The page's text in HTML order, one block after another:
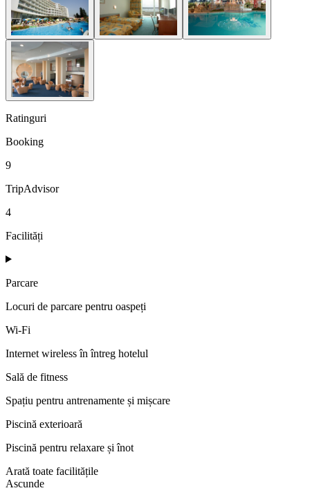
Ratinguri
Booking
9
TripAdvisor
4
Facilități
Parcare
Locuri de parcare pentru oaspeți
Wi-Fi
Internet wireless în întreg hotelul
Sală de fitness
Spațiu pentru antrenamente și mișcare
Piscină exterioară
Piscină pentru relaxare și înot
Arată toate facilitățile
Ascunde